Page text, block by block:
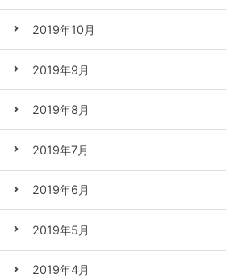
2019年10月
2019年9月
2019年8月
2019年7月
2019年6月
2019年5月
2019年4月